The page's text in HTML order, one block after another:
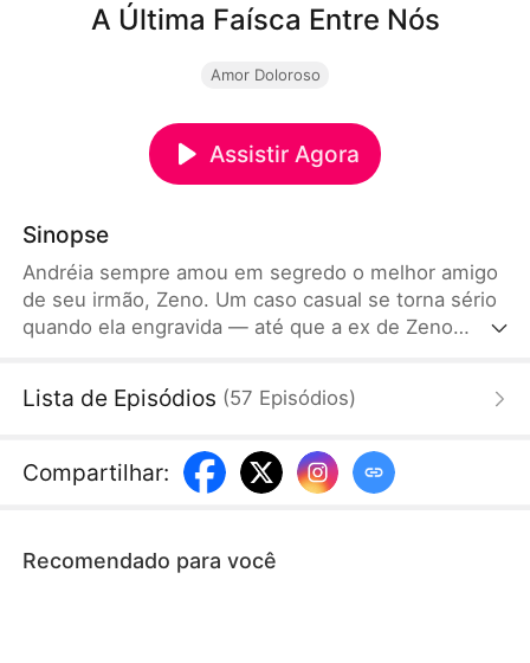
A Última Faísca Entre Nós
Amor Doloroso
Assistir Agora
Sinopse
Andréia sempre amou em segredo o melhor amigo
de seu irmão, Zeno. Um caso casual se torna sério
quando ela engravida — até que a ex de Zeno
ouvir a verdade, e um acidente os separa. Dez
para reconquistá-la. Agora, Andréia precisa decidir:
afastar-se para sempre ou revelar que o filho deles
Lista de Episódios (57 Episódios)
Compartilhar:
Recomendado para você